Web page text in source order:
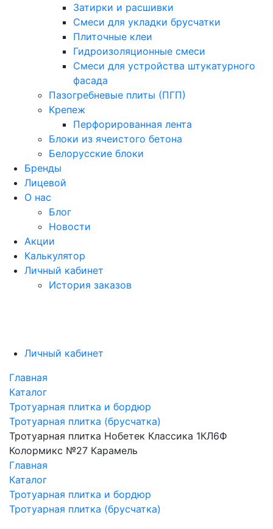
Затирки и расшивки
Смеси для укладки брусчатки
Плиточные клеи
Гидроизоляционные смеси
Смеси для устройства штукатурного
фасада
Пазогребневые плиты (ПГП)
Крепеж
Перфорированная лента
Блоки из ячеистого бетона
Белорусские блоки
Бренды
Лицевой
О нас
Блог
Новости
Акции
Калькулятор
Личный кабинет
История заказов
Личный кабинет
Главная
Каталог
Тротуарная плитка и бордюр
Тротуарная плитка (брусчатка)
Тротуарная плитка Нобетек Классика 1КЛ6Ф
Колормикс №27 Карамель
Главная
Каталог
Тротуарная плитка и бордюр
Тротуарная плитка (брусчатка)